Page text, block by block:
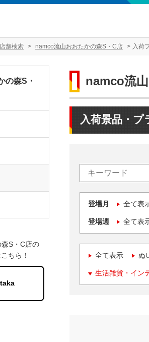
舗検索 namco流山おおたかの森S・C店 入荷
namco流
入荷景品・プ
登場月 全て表
登場週 全て表
全て表示 ぬ
生活雑貨・イン
の森S・
S・C店の
ちら！